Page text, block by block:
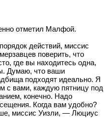
отметил Малфой.
действий, миссис
поверить, что
где вы находитесь одна,
Думаю, что ваши
подходят идеально. Я
с вами, каждую пятницу под
конечно. Надо
Когда вам удобно?
миссис Уизли, — Люциус